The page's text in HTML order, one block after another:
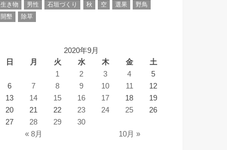
生き物
男性 石垣づくり 秋 空 選果
野鳥
開墾
除草
2020年9月
日
月 火 水 木 金 土
« 8月 10月 »
1 2 3 4
5
6
7 8 9 10 11
12
13
14 15 16 17 18
19
20
21 22 23 24 25
26
27
28 29 30